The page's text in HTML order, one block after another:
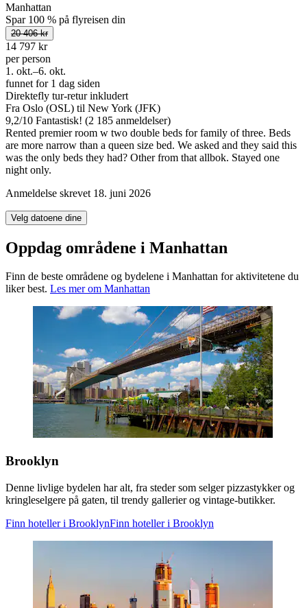
Manhattan
Spar 100 % på flyreisen din
20 406 kr
14 797 kr
per person
1. okt.–6. okt.
funnet for 1 dag siden
Direktefly tur-retur inkludert
Fra Oslo (OSL) til New York (JFK)
9,2/10 Fantastisk! (2 185 anmeldelser)
Rented premier room w two double beds for family of three. Beds
are more narrow than a queen size bed. We asked and they said this
was the only beds they had? Other from that allbok. Stayed one
night only.
Anmeldelse skrevet 18. juni 2026
Velg datoene dine
Oppdag områdene i Manhattan
Finn de beste områdene og bydelene i Manhattan for aktivitetene du
liker best. Les mer om Manhattan
Brooklyn
Denne livlige bydelen har alt, fra steder som selger pizzastykker og
kringleselgere på gaten, til trendy gallerier og vintage-butikker.
Finn hoteller i BrooklynFinn hoteller i Brooklyn